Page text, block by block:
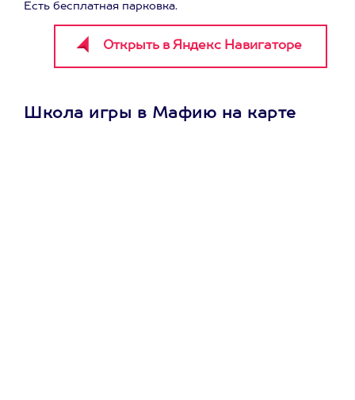
Есть бесплатная парковка.
Школа игры в Мафию на карте